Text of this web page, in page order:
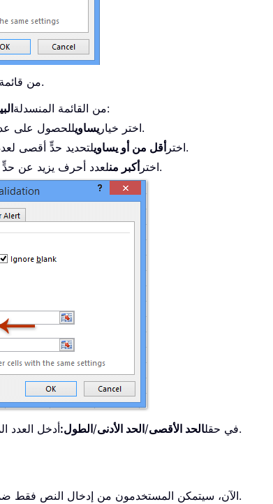
من قائمة.
من القائمة المنسدلةاختر المعيار بناءً على متطلباتك:
اختر خيار يساوي
للحصول على عدد أحرف دقيق، مثال: 10 أحرف.
اختر أقل من أو يساوي
لتحديد حدٍّ أقصى لعدد الأحرف، مثال: حتى 10 أحرف.
اختر أكبر من لعدد أحرف يزيد عن حدٍّ معين، مثال: أكثر من 10 أحرف.
في حقلالحد الأقصى/الحد الأدنى/الطول: أدخل العدد المطلوب لحد الأحرف وفقًا لاحتياجاتك.
الآن، سيتمكن المستخدمون من إدخال النص فقط ضمن حدود الأحرف المحددة في الخلايا المختارة.